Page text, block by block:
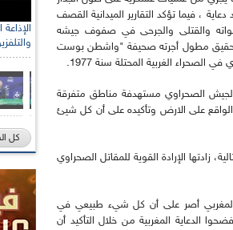
، فيما تؤكد التقارير الميدانية القصف
قواته والقتلى والجرحى في صفوف جيشه
مطول أجرته صحيفة "واشطن بوست
الغربية المحتلة سنة 1977.
الصحراوي مستهدفة مناطق متفرقة
على الارض وتأكيده على أن كل شيئ
الإرادة القوية للمقاتل الصحراوي
المغربي أصر على أن كل شيء طبيعي في
الدعاية المغربية من خلال التأكيد أن
كل